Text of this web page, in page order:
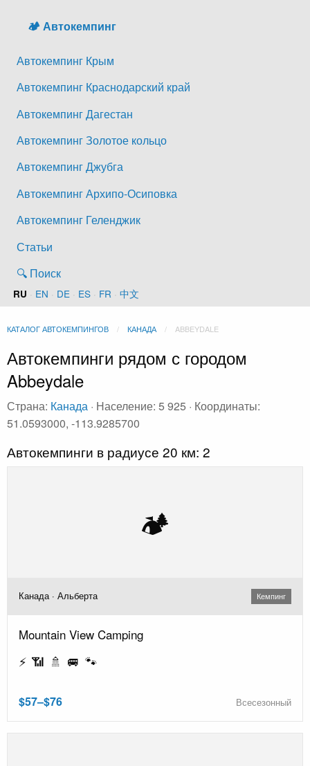
🏕️ Автокемпинг
Автокемпинг Крым
Автокемпинг Краснодарский край
Автокемпинг Дагестан
Автокемпинг Золотое кольцо
Автокемпинг Джубга
Автокемпинг Архипо-Осиповка
Автокемпинг Геленджик
Статьи
🔍 Поиск
RU · EN · DE · ES · FR · 中文
КАТАЛОГ АВТОКЕМПИНГОВ КАНАДА ABBEYDALE
Автокемпинги рядом с городом
Abbeydale
Страна: Канада · Население: 5 925 · Координаты:
51.0593000, -113.9285700
Автокемпинги в радиусе 20 км: 2
🏕️
Канада · Альберта Кемпинг
Mountain View Camping
⚡ 📶 🚿 🚐 🐾
$57–$76 Всесезонный